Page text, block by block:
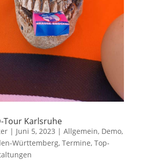
Tour Karlsruhe
| Juni 5, 2023 | Allgemein, Demo,
Württemberg, Termine, Top-